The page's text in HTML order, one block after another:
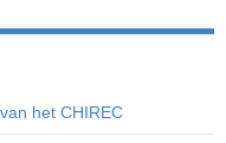
het CHIREC